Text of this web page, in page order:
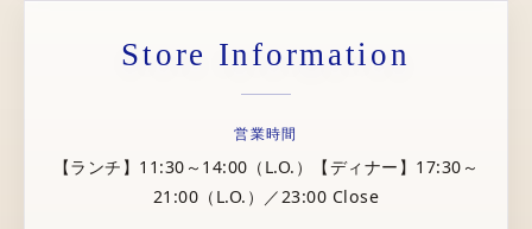
Store Information
営業時間
【ランチ】11:30～14:00（L.O.）【ディナー】17:30～
21:00（L.O.）／23:00 Close